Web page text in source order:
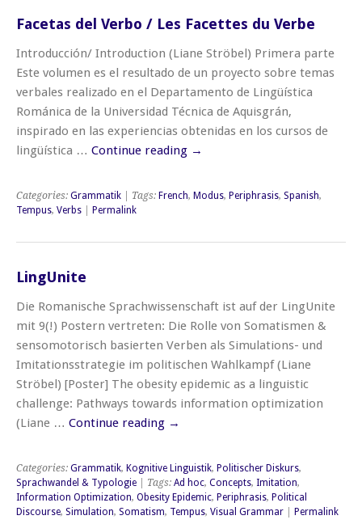
Facetas del Verbo / Les Facettes du Verbe
Introducción/ Introduction (Liane Ströbel) Primera parte
Este volumen es el resultado de un proyecto sobre temas
verbales realizado en el Departamento de Lingüística
Románica de la Universidad Técnica de Aquisgrán,
inspirado en las experiencias obtenidas en los cursos de
lingüística … Continue reading →
Categories: Grammatik | Tags: French, Modus, Periphrasis, Spanish,
Tempus, Verbs Permalink
LingUnite
Die Romanische Sprachwissenschaft ist auf der LingUnite
mit 9(!) Postern vertreten: Die Rolle von Somatismen &
sensomotorisch basierten Verben als Simulations- und
Imitationsstrategie im politischen Wahlkampf (Liane
Ströbel) [Poster] The obesity epidemic as a linguistic
challenge: Pathways towards information optimization
(Liane … Continue reading →
Categories: Grammatik, Kognitive Linguistik, Politischer Diskurs,
Sprachwandel & Typologie | Tags: Ad hoc, Concepts, Imitation,
Information Optimization, Obesity Epidemic, Periphrasis, Political
Discourse, Simulation, Somatism, Tempus, Visual Grammar Permalink